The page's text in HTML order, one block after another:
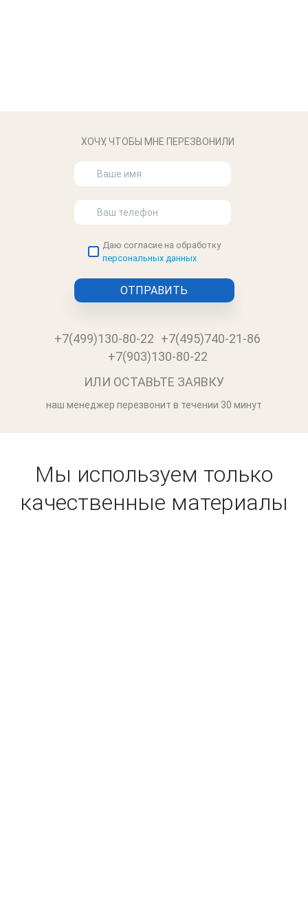
ХОЧУ, ЧТОБЫ МНЕ ПЕРЕЗВОНИЛИ
Даю согласие на обработку
персональных данных
+7(499)130-80-22 +7(495)740-21-86
+7(903)130-80-22
ИЛИ ОСТАВЬТЕ ЗАЯВКУ
наш менеджер перезвонит в течении 30 минут
Мы используем только
качественные материалы